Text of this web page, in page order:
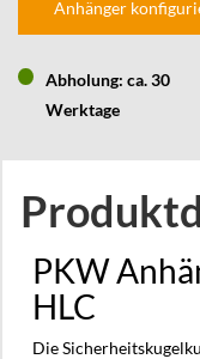
Anhänger
Abholung: ca. 30
Werktage
PKW
HLC
Die